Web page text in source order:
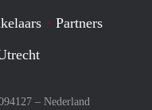
Partners
– Nederland